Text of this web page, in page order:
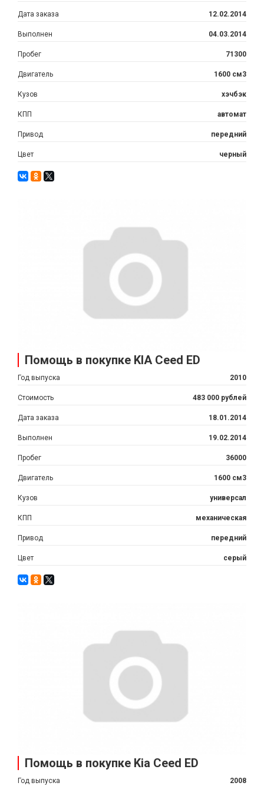
Дата заказа 12.02.2014
Выполнен 04.03.2014
Пробег 71300
Двигатель 1600 см3
Кузов хэчбэк
КПП автомат
Привод передний
Цвет черный
Помощь в покупке KIA Ceed ED
Год выпуска 2010
Стоимость 483 000 рублей
Дата заказа 18.01.2014
Выполнен 19.02.2014
Пробег 36000
Двигатель 1600 см3
Кузов универсал
КПП механическая
Привод передний
Цвет серый
Помощь в покупке Kia Ceed ED
Год выпуска 2008